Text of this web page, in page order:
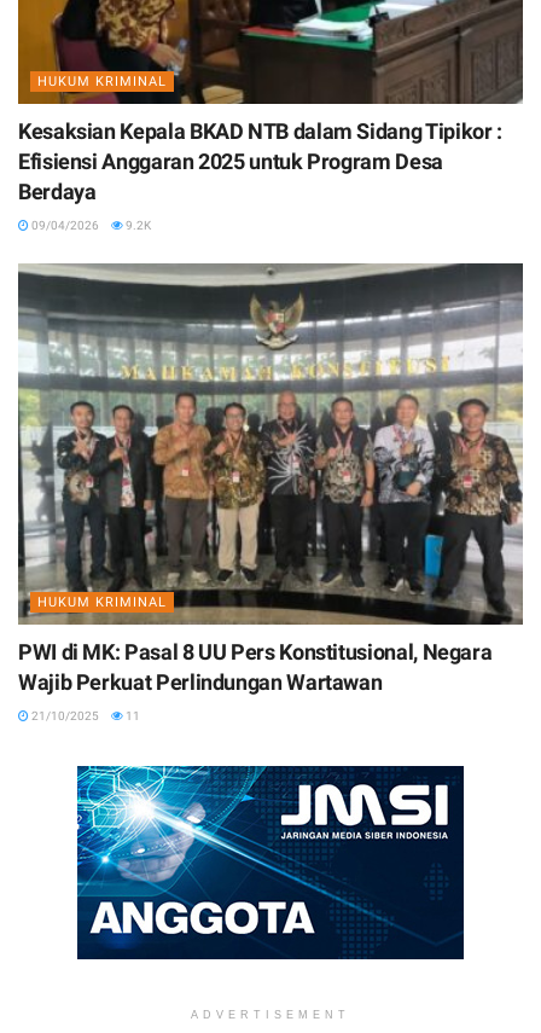
HUKUM KRIMINAL
Kesaksian Kepala BKAD NTB dalam Sidang Tipikor :
Efisiensi Anggaran 2025 untuk Program Desa
Berdaya
09/04/2026 9.2K
HUKUM KRIMINAL
PWI di MK: Pasal 8 UU Pers Konstitusional, Negara
Wajib Perkuat Perlindungan Wartawan
21/10/2025 11
ADVERTISEMENT